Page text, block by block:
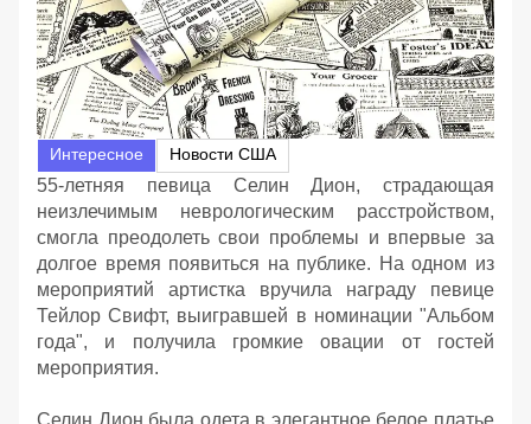
Интересное Новости США
55-летняя певица Селин Дион, страдающая
неизлечимым неврологическим расстройством,
смогла преодолеть свои проблемы и впервые за
долгое время появиться на публике. На одном из
мероприятий артистка вручила награду певице
Тейлор Свифт, выигравшей в номинации "Альбом
года", и получила громкие овации от гостей
мероприятия.
Селин Дион была одета в элегантное белое платье